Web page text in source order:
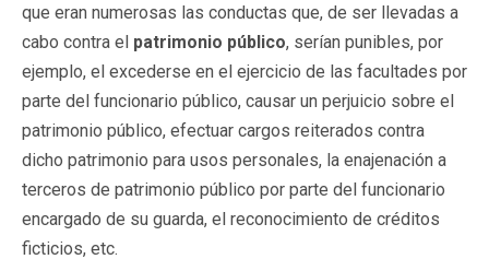
que eran numerosas las conductas que, de ser llevadas a
cabo contra el patrimonio público, serían punibles, por
ejemplo, el excederse en el ejercicio de las facultades por
parte del funcionario público, causar un perjuicio sobre el
patrimonio público, efectuar cargos reiterados contra
dicho patrimonio para usos personales, la enajenación a
terceros de patrimonio público por parte del funcionario
encargado de su guarda, el reconocimiento de créditos
ficticios, etc.